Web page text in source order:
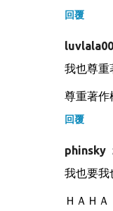
回覆
我也尊重
尊重著作
回覆
phinsky
我也要我
ＨＡＨＡ